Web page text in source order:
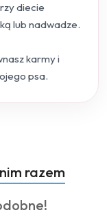
diecie
lub nadwadze.
karmy i
psa.
razem